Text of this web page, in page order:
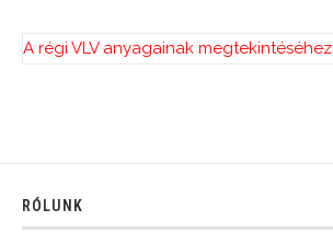
A régi VLV anyagainak megtekintéséhez
RÓLUNK